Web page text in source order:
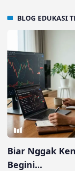
BLOG EDUKASI
Biar Nggak
Begini...